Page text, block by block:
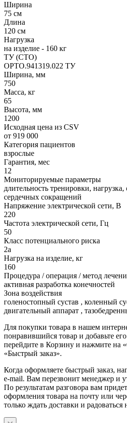
Ширина
75 cм
Длина
120 см
Нагрузка
на изделие - 160 кг
ТУ (СТО)
ОРТО.941319.022 ТУ
Ширина, мм
750
Масса, кг
65
Высота, мм
1200
Исходная цена из CSV
от 919 000
Категория пациентов
взрослые
Гарантия, мес
12
Мониторируемые параметры
длительность тренировки, нагрузка,
сердечных сокращений
Напряжение электрической сети, В
220
Частота электрической сети, Гц
50
Класс потенциального риска
2а
Нагрузка на изделие, кг
160
Процедура / операция / метод
активная разработка конечностей
Зона воздействия
голеностопный сустав , коленный
двигательный аппарат ,
Для покупки товара в нашем
понравившийся товар и добавьте
перейдите в Корзину и нажмите на
«Быстрый заказ».
Когда оформляете быстрый заказ,
e-mail. Вам перезвонит менеджер и
По результатам разговора вам
оформления товара на почту или
только ждать доставки и